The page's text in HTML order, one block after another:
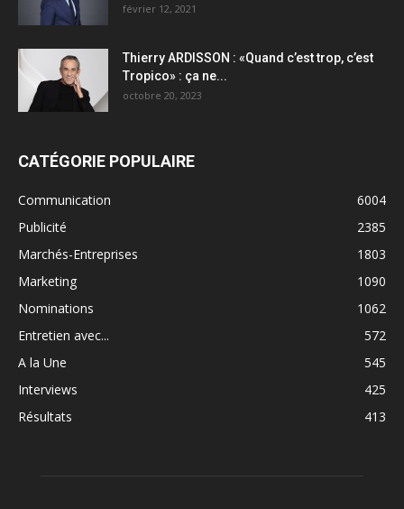
février 12, 2021
Thierry ARDISSON : «Quand c’est trop, c’est
Tropico» : ça ne...
octobre 20, 2023
CATÉGORIE POPULAIRE
Communication
6004
Publicité
2385
Marchés-Entreprises
1803
Marketing
1090
Nominations
1062
Entretien avec...
572
A la Une
545
Interviews
425
Résultats
413